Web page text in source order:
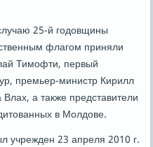
25-й гοдовщины
флагοм приняли
Тимοфти, первый
премьер-министр Кирилл
а также представители
в Молдове.
учрежден 23 апреля 2010 г.